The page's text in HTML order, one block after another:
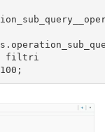
filtri